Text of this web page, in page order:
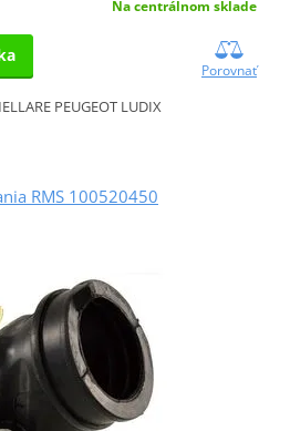
Na centrálnom sklade
Porovnať
PEUGEOT LUDIX
RMS 100520450